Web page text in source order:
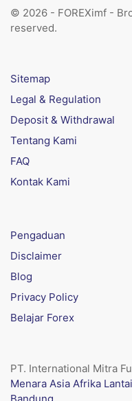
© 2026 - FOREXimf -
reserved.
Sitemap
Legal & Regulation
Deposit & Withdrawal
Tentang Kami
FAQ
Kontak Kami
Pengaduan
Disclaimer
Blog
Privacy Policy
Belajar Forex
PT. International Mitra
Menara Asia Afrika